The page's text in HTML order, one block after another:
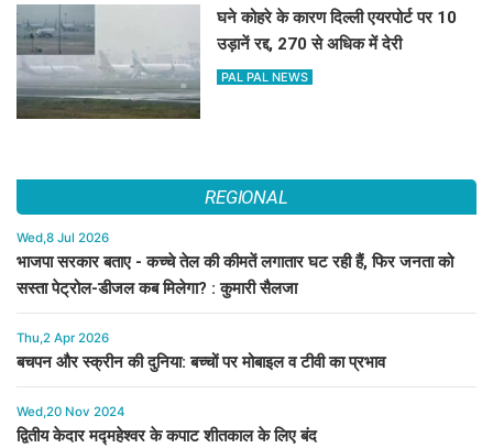
घने कोहरे के कारण दिल्ली एयरपोर्ट पर 10
उड़ानें रद्द, 270 से अधिक में देरी
PAL PAL NEWS
REGIONAL
Wed,8 Jul 2026
भाजपा सरकार बताए - कच्चे तेल की कीमतें लगातार घट रही हैं, फिर जनता को
सस्ता पेट्रोल-डीजल कब मिलेगा? : कुमारी सैलजा
Thu,2 Apr 2026
बचपन और स्क्रीन की दुनिया: बच्चों पर मोबाइल व टीवी का प्रभाव
Wed,20 Nov 2024
द्वितीय केदार मद्महेश्वर के कपाट शीतकाल के लिए बंद